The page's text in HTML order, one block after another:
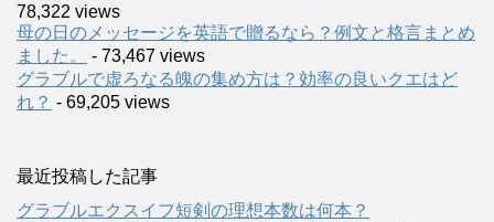
78,322 views
母の日のメッセージを英語で贈るなら？例文と格言まとめ
ました。
- 73,467 views
グラブルで虚ろなる魄の集め方は？効率の良いクエはど
れ？ - 69,205 views
最近投稿した記事
グラブルエクスイフ短剣の理想本数は何本？